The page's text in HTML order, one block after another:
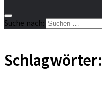
Suche nach:
Schlagwörter: